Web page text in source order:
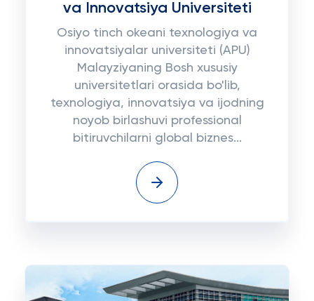
va Innovatsiya Universiteti
Osiyo tinch okeani texnologiya va
innovatsiyalar universiteti (APU)
Malayziyaning Bosh xususiy
universitetlari orasida bo'lib,
texnologiya, innovatsiya va ijodning
noyob birlashuvi professional
bitiruvchilarni global biznes...